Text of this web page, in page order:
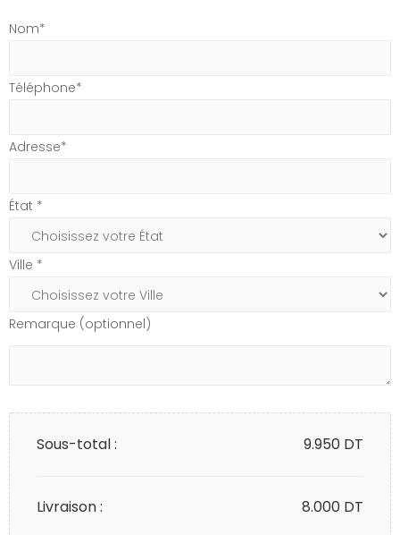
Nom*
Téléphone*
Adresse*
État *
Ville *
Remarque (optionnel)
Sous-total : 9.950 DT
Livraison : 8.000 DT